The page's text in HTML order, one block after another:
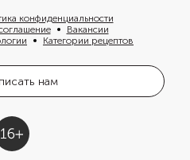
конфиденциальности
Вакансии
Категории рецептов
нам